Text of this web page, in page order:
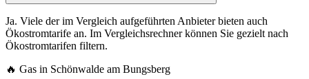
Ja. Viele der im Vergleich aufgeführten Anbieter bieten auch
Ökostromtarife an. Im Vergleichsrechner können Sie gezielt nach
Ökostromtarifen filtern.
🔥 Gas in Schönwalde am Bungsberg